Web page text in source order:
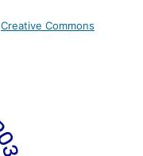
Creative Commons